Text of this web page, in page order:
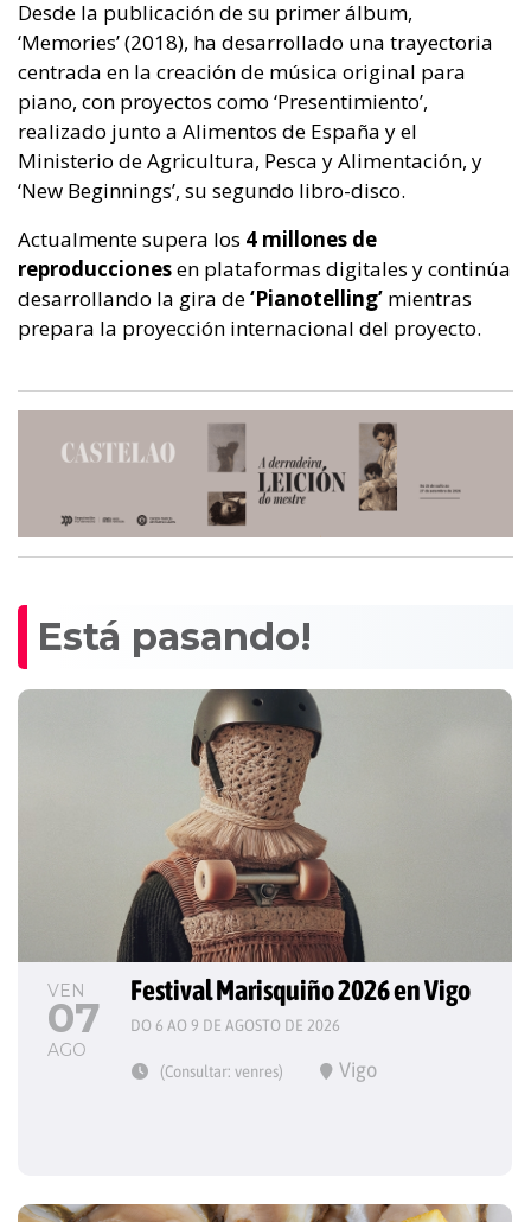
Desde la publicación de su primer álbum,
‘Memories’ (2018), ha desarrollado una trayectoria
centrada en la creación de música original para
piano, con proyectos como ‘Presentimiento’,
realizado junto a Alimentos de España y el
Ministerio de Agricultura, Pesca y Alimentación, y
‘New Beginnings’, su segundo libro-disco.
Actualmente supera los 4 millones de
reproduccionesen plataformas digitales y continúa
desarrollando la gira de‘Pianotelling’ mientras
prepara la proyección internacional del proyecto.
Está pasando!
VEN
07
AGO
Festival Marisquiño 2026 en Vigo
DO 6 AO 9 DE AGOSTO DE 2026
(Consultar: venres) Vigo